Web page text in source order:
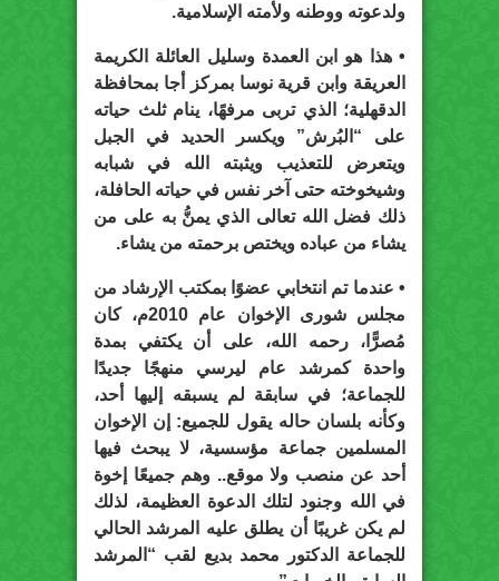
ولدعوته ووطنه ولأمته الإسلامية.
• هذا هو ابن العمدة وسليل العائلة الكريمة
العريقة وابن قرية نوسا بمركز أجا بمحافظة
الدقهلية؛ الذي تربى مرفهًا، ينام ثلث حياته
على “البُرش” ويكسر الحديد في الجبل
ويتعرض للتعذيب ويثبته الله في شبابه
وشيخوخته حتى آخر نفس في حياته الحافلة،
ذلك فضل الله تعالى الذي يمنُّ به على من
يشاء من عباده ويختص برحمته من يشاء.
• عندما تم انتخابي عضوًا بمكتب الإرشاد من
مجلس شورى الإخوان عام 2010م، كان
مُصرًّا، رحمه الله، على أن يكتفي بمدة
واحدة كمرشد عام ليرسي منهجًا جديدًا
للجماعة؛ في سابقة لم يسبقه إليها أحد،
وكأنه بلسان حاله يقول للجميع: إن الإخوان
المسلمين جماعة مؤسسية، لا يبحث فيها
أحد عن منصب ولا موقع.. وهم جميعًا إخوة
في الله وجنود لتلك الدعوة العظيمة، لذلك
لم يكن غريبًا أن يطلق عليه المرشد الحالي
للجماعة الدكتور محمد بديع لقب “المرشد